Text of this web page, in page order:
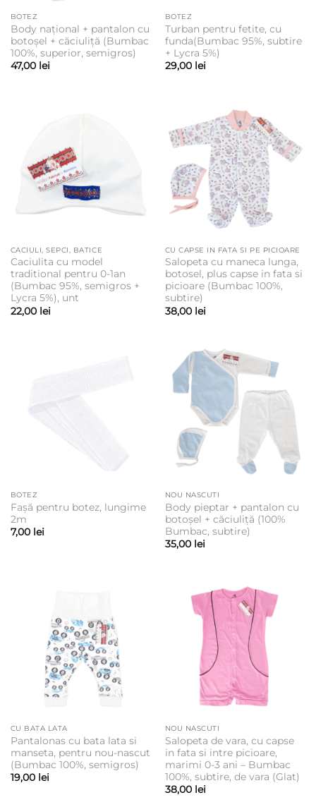
BOTEZ
Body național + pantalon cu
botoșel + căciuliță (Bumbac
100%, superior, semigros)
47,00 lei
BOTEZ
Turban pentru fetite, cu
funda(Bumbac 95%, subtire
+ Lycra 5%)
29,00 lei
CACIULI, SEPCI, BATICE
Caciulita cu model
traditional pentru 0-1an
(Bumbac 95%, semigros +
Lycra 5%), unt
22,00 lei
CU CAPSE IN FATA SI PE PICIOARE
Salopeta cu maneca lunga,
botosel, plus capse in fata si
picioare (Bumbac 100%,
subtire)
38,00 lei
BOTEZ
Fașă pentru botez, lungime
2m
7,00 lei
NOU NASCUTI
Body pieptar + pantalon cu
botoșel + căciuliță (100%
Bumbac, subtire)
35,00 lei
CU BATA LATA
Pantalonas cu bata lata si
manseta, pentru nou-nascut
(Bumbac 100%, semigros)
19,00 lei
NOU NASCUTI
Salopeta de vara, cu capse
in fata si intre picioare,
marimi 0-3 ani – Bumbac
100%, subtire, de vara (Glat)
38,00 lei